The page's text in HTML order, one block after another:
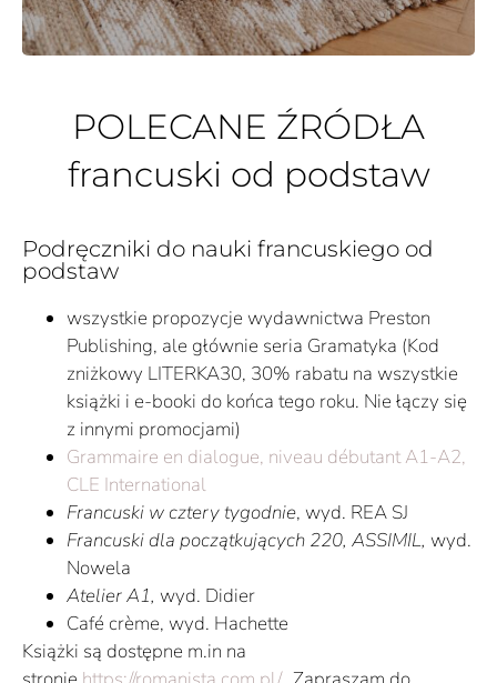
POLECANE ŹRÓDŁA
francuski od podstaw
Podręczniki do nauki francuskiego od
podstaw
wszystkie propozycje wydawnictwa Preston
Publishing, ale głównie seria Gramatyka (Kod
zniżkowy LITERKA30, 30% rabatu na wszystkie
książki i e-booki do końca tego roku. Nie łączy się
z innymi promocjami)
Grammaire en dialogue, niveau débutant A1-A2,
CLE International
Francuski w cztery tygodnie, wyd. REA SJ
Francuski dla początkujących 220, ASSIMIL, wyd.
Nowela
Atelier A1, wyd. Didier
Café crème, wyd. Hachette
Książki są dostępne m.in na